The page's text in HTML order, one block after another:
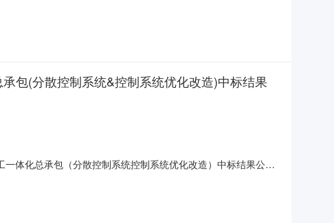
：2026-04-02至2026-04-05项目概况：新疆锦龙神
包(分散控制系统&控制系统优化改造)中标结果
体化总承包（分散控制系统控制系统优化改造）中标结果公